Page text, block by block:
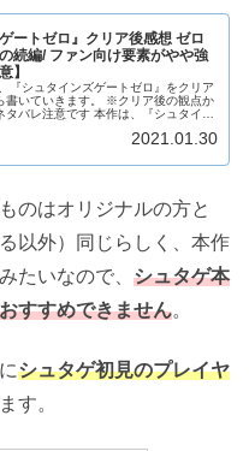
ートゼロ』クリア後感想 ゼロ
続編/ ファン向け要素がやや強
】
『シュタインズゲートゼロ』をクリア
書いていきます。 ※クリア後の観点か
タバレ注意です 本作は、『シュタイン
2021.01.30
のはオリジナルの方と
以外）同じらしく、本作
たいなので、 シュタゲ本
すすめできません。
シュタゲ初見のプレイヤ
す。